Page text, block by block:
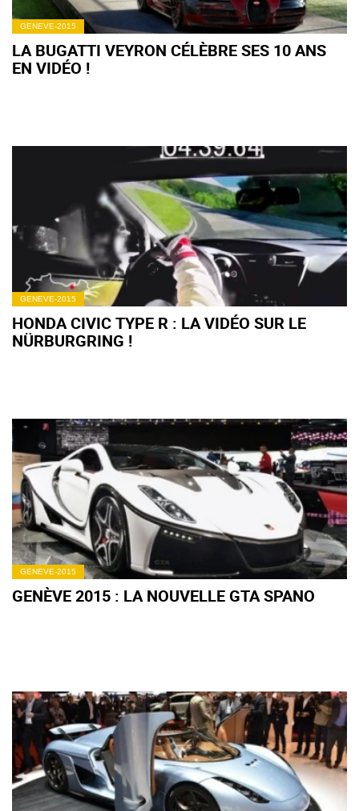
GENEVE-2015
LA BUGATTI VEYRON CÉLÈBRE SES 10 ANS
EN VIDÉO !
GENEVE-2015
HONDA CIVIC TYPE R : LA VIDÉO SUR LE
NÜRBURGRING !
GENEVE-2015
GENÈVE 2015 : LA NOUVELLE GTA SPANO